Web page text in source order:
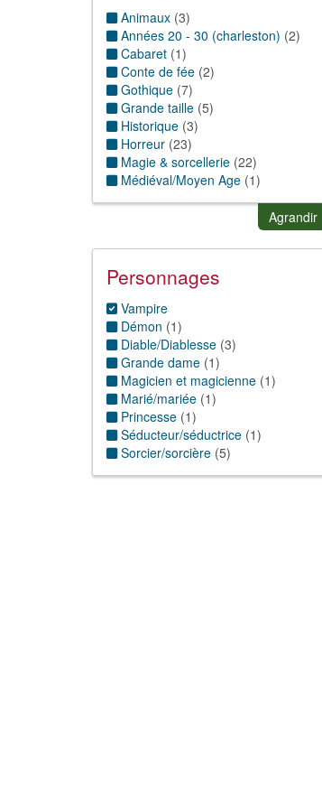
Animaux (3)
Années 20 - 30 (charleston) (2)
Cabaret (1)
Conte de fée (2)
Gothique (7)
Grande taille (5)
Historique (3)
Horreur (23)
Magie & sorcellerie (22)
Médiéval/Moyen Age (1)
Punk(3)
Agrandir
Personnages
Vampire
Démon (1)
Diable/Diablesse (3)
Grande dame (1)
Magicien et magicienne (1)
Marié/mariée (1)
Princesse (1)
Séducteur/séductrice (1)
Sorcier/sorcière (5)